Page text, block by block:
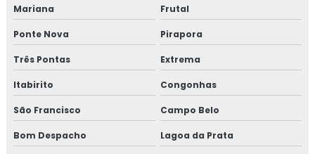
Isolamento térmico para tubulação de água quente
Isolamento térmico para tubulação de cobre
Isolamento térmico poliuretano
Isolamento térmico poliuretano injetado
Mariana Frutal
Ponte Nova Pirapora
Três Pontas Extrema
Itabirito Congonhas
São Francisco Campo Belo
Bom Despacho Lagoa da Prata